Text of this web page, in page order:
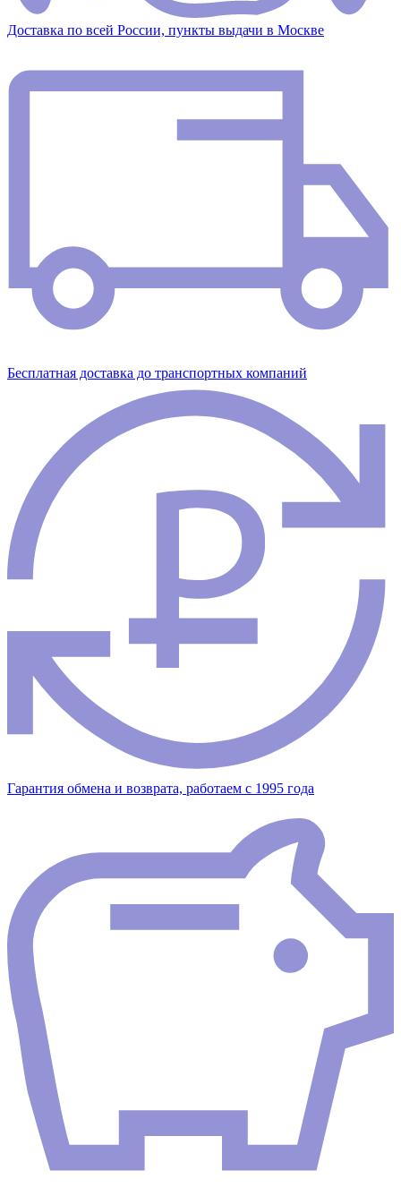
Доставка по всей России, пункты выдачи в Москве
Бесплатная доставка до транспортных компаний
Гарантия обмена и возврата, работаем с 1995 года